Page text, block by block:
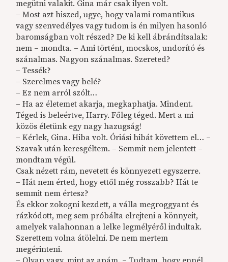
megütni valakit. Gina már csak ilyen volt.
– Most azt hiszed, ugye, hogy valami romantikus
vagy szenvedélyes vagy tudom is én milyen hasonló
baromságban volt részed? De ki kell ábrándítsalak:
nem – mondta. – Ami történt, mocskos, undorító és
szánalmas. Nagyon szánalmas. Szereted?
– Tessék?
– Szerelmes vagy belé?
– Ez nem arról szólt…
– Ha az életemet akarja, megkaphatja. Mindent.
Téged is beleértve, Harry. Főleg téged. Mert a mi
közös életünk egy nagy hazugság!
– Kérlek, Gina. Hiba volt. Óriási hibát követtem el… –
Szavak után keresgéltem. – Semmit nem jelentett –
mondtam végül.
Csak nézett rám, nevetett és könnyezett egyszerre.
– Hát nem érted, hogy ettől még rosszabb? Hát te
semmit nem értesz?
És ekkor zokogni kezdett, a válla megroggyant és
rázkódott, meg sem próbálta elrejteni a könnyeit,
amelyek valahonnan a lelke legmélyéről indultak.
Szerettem volna átölelni. De nem mertem
megérinteni.